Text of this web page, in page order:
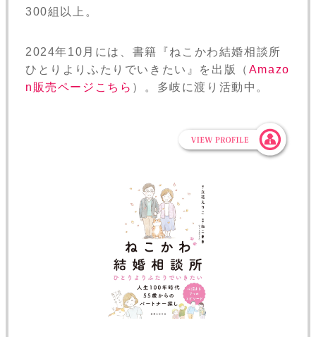
300組以上。
2024年10月には、書籍『ねこかわ結婚相談所
ひとりよりふたりでいきたい』を出版（ Amazo
n販売ページこちら ）。多岐に渡り活動中。